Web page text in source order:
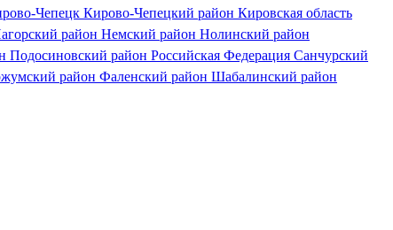
Чепецк Кирово-Чепецкий район Кировская область
район Немский район Нолинский район
Подосиновский район Российская Федерация Санчурский
район Фаленский район Шабалинский район